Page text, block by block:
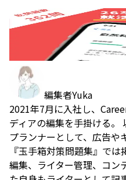
編集者Yuka
2021年7月に入社し、
ディアの編集を手掛ける。
プランナーとして、広告や
『玉手箱対策問題集』では
編集、ライター管理、コン